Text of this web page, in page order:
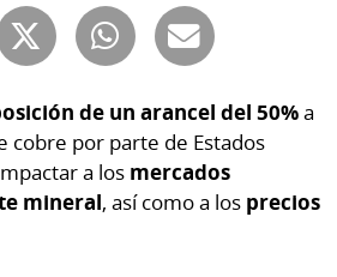
de un arancel del 50%a
cobre por parte de Estados
a los mercados
mineral, así como a los precios